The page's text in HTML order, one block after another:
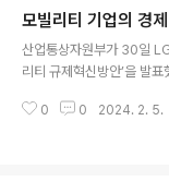
어 운송효율이 10배 이상
실증 특례를 통해 액화수
산화 등을 적극 지원해 왔
플랜트와 연계해 국내기업
모빌리티 기업의 경
산업통상자원부가 30일
리티 규제혁신방안’을 발
자의 걸림돌을 제거하겠습
0 0 2024. 2. 5.